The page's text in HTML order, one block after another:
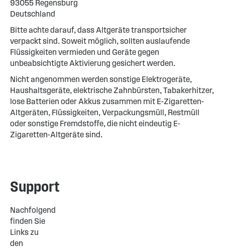
93055 Regensburg
Deutschland
Bitte achte darauf, dass Altgeräte transportsicher
verpackt sind. Soweit möglich, sollten auslaufende
Flüssigkeiten vermieden und Geräte gegen
unbeabsichtigte Aktivierung gesichert werden.
Nicht angenommen werden sonstige Elektrogeräte,
Haushaltsgeräte, elektrische Zahnbürsten, Tabakerhitzer,
lose Batterien oder Akkus zusammen mit E-Zigaretten-
Altgeräten, Flüssigkeiten, Verpackungsmüll, Restmüll
oder sonstige Fremdstoffe, die nicht eindeutig E-
Zigaretten-Altgeräte sind.
Support
Nachfolgend
finden Sie
Links zu
den